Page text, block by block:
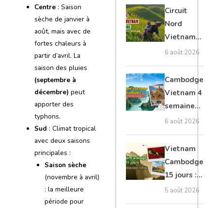
Centre : Saison
sèche de janvier à
août, mais avec de
fortes chaleurs à
partir d’avril. La
saison des pluies
(septembre à
décembre) peut
apporter des
typhons.
Sud : Climat tropical
avec deux saisons
principales :
Saison sèche
(novembre à avril)
: la meilleure
période pour
Circuit
Nord
Vietnam
15 jours :
Ha Giang
loop en
moto, Ninh
Binh, Lan
6 août 2026
Cambodge
Vietnam 4
semaines :
Angkor,
Tonkin
secret &
Mékong
6 août 2026
Vietnam
Cambodge
15 jours :
Hanoi,
Mékong,
5 août 2026